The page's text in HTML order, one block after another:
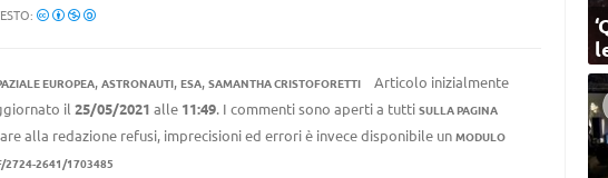
EUROPEA, ASTRONAUTI, ESA, SAMANTHA CRISTOFORETTI
Articolo inizialmente
il 25/05/2021 alle 11:49. I commenti sono aperti a tutti SULLA PAGINA
alla redazione refusi, imprecisioni ed errori è invece disponibile un MODULO
2724-2641/1703485